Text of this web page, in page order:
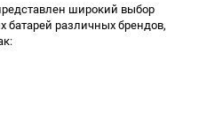
широкий выбор
батарей различных брендов,